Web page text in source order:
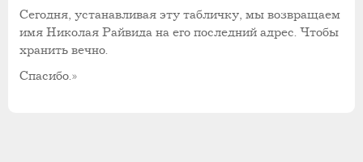
Сегодня, устанавливая эту табличку, мы возвращаем
имя Николая Райвида на его последний адрес. Чтобы
хранить вечно.
Спасибо.»